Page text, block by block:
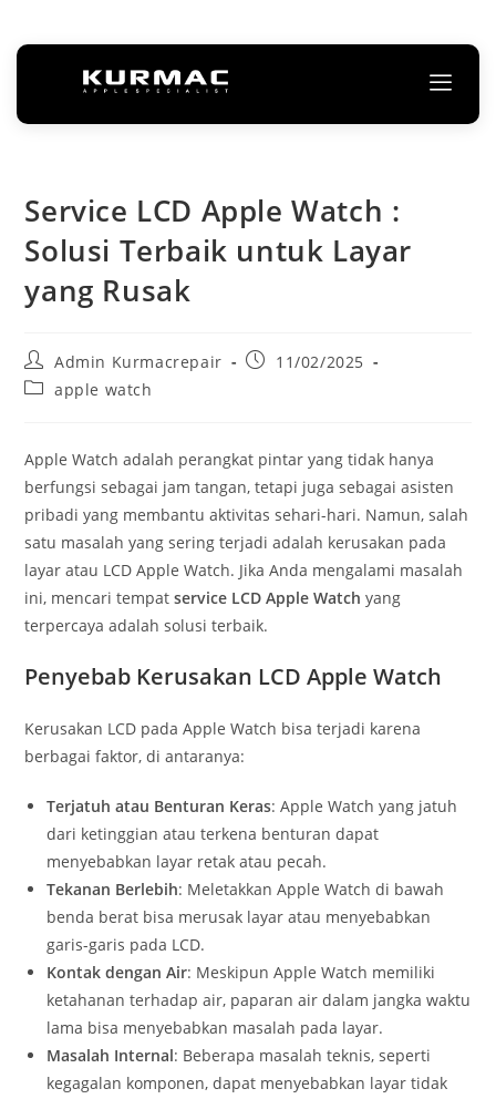
Service LCD Apple Watch :
Solusi Terbaik untuk Layar
yang Rusak
Admin Kurmacrepair
11/02/2025
apple watch
Apple Watch adalah perangkat pintar yang tidak hanya
berfungsi sebagai jam tangan, tetapi juga sebagai asisten
pribadi yang membantu aktivitas sehari-hari. Namun, salah
satu masalah yang sering terjadi adalah kerusakan pada
layar atau LCD Apple Watch. Jika Anda mengalami masalah
ini, mencari tempatservice LCD Apple Watch yang
terpercaya adalah solusi terbaik.
Penyebab Kerusakan LCD Apple Watch
Kerusakan LCD pada Apple Watch bisa terjadi karena
berbagai faktor, di antaranya:
Terjatuh atau Benturan Keras: Apple Watch yang jatuh
dari ketinggian atau terkena benturan dapat
menyebabkan layar retak atau pecah.
Tekanan Berlebih: Meletakkan Apple Watch di bawah
benda berat bisa merusak layar atau menyebabkan
garis-garis pada LCD.
Kontak dengan Air: Meskipun Apple Watch memiliki
ketahanan terhadap air, paparan air dalam jangka waktu
lama bisa menyebabkan masalah pada layar.
Masalah Internal: Beberapa masalah teknis, seperti
kegagalan komponen, dapat menyebabkan layar tidak